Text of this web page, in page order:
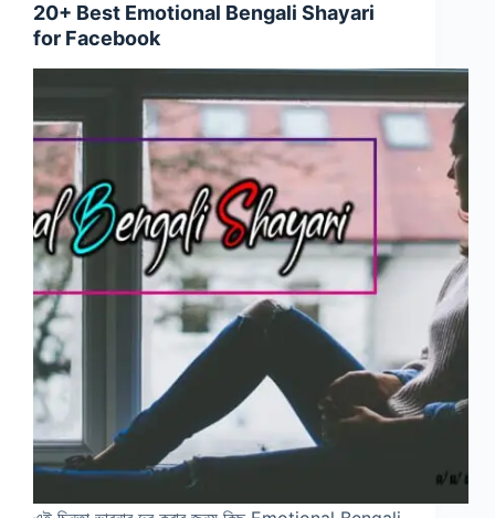
20+ Best Emotional Bengali Shayari
for Facebook